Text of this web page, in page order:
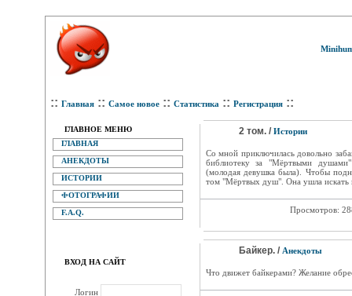
:: Главная :: Самое новое :: Статистика :: Регистрация ::
ГЛАВНОЕ МЕНЮ
ГЛАВНАЯ
АНЕКДОТЫ
ИСТОРИИ
ФОТОГРАФИИ
F.A.Q.
ВХОД НА САЙТ
Логин
2 том. / Истории
Со мной приключилась довольно
библиотеку за "Мёртвыми
(молодая девушка была). Чтобы
том "Мёртвых душ". Она ушла искать
Просмотров:
Байкер. / Анекдоты
Что движет байкерами? Желание